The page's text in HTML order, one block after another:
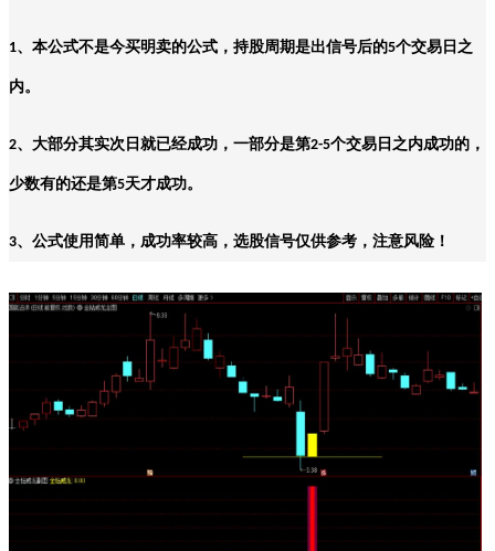
1、本公式不是今买明卖的公式，持股周期是出信号后的5个交易日之
内。
2、大部分其实次日就已经成功，一部分是第2-5个交易日之内成功的，
少数有的还是第5天才成功。
3、公式使用简单，成功率较高，选股信号仅供参考，注意风险！